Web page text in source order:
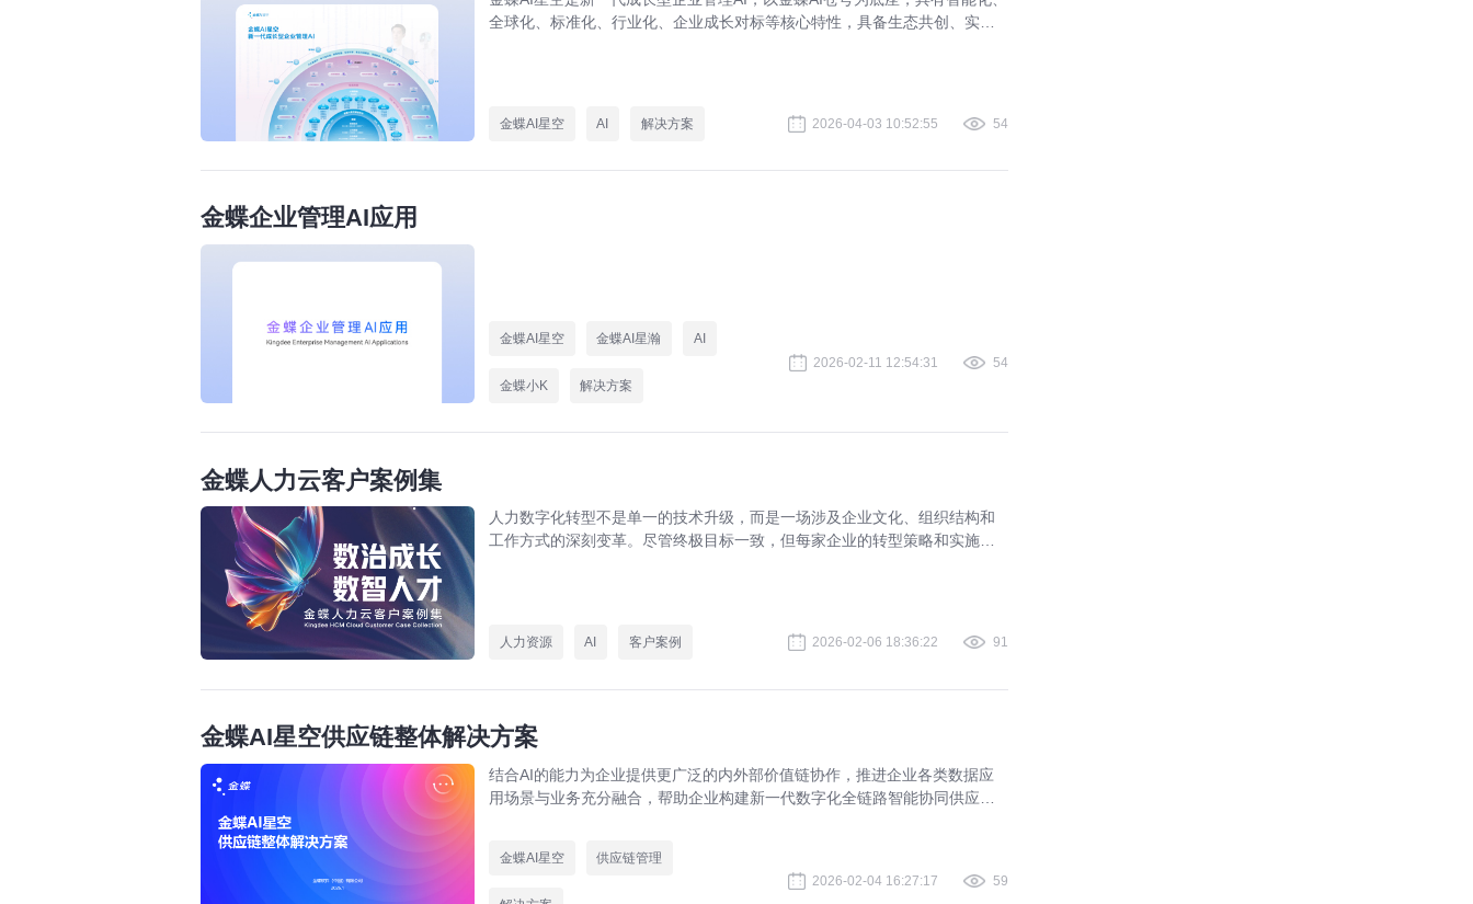
全球化、标准化、行业化、企业成长对标等核心特性，具备生态共创、实时
金蝶AI星空 AI 解决方案 2026-04-03 10:52:55 54
金蝶企业管理AI应用
金蝶AI星空 金蝶AI星瀚 AI
金蝶小K 解决方案
2026-02-11 12:54:31 54
金蝶人力云客户案例集
人力数字化转型不是单一的技术升级，而是一场涉及企业文化、组织结构和
工作方式的深刻变革。尽管终极目标一致，但每家企业的转型策略和实施路
人力资源 AI 客户案例 2026-02-06 18:36:22 91
金蝶AI星空供应链整体解决方案
结合AI的能力为企业提供更广泛的内外部价值链协作，推进企业各类数据应
用场景与业务充分融合，帮助企业构建新一代数字化全链路智能协同供应链
金蝶AI星空 供应链管理
2026-02-04 16:27:17 59